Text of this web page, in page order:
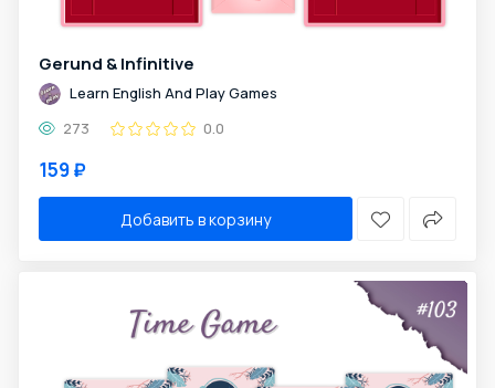
Gerund & Infinitive
Learn English And Play Games
273
0.0
159 ₽
Добавить в корзину